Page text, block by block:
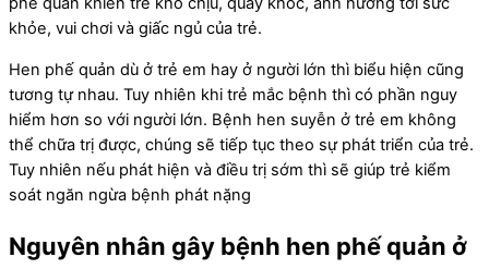
khỏe, vui chơi và giấc ngủ của trẻ.
Hen phế quản dù ở trẻ em hay ở người lớn thì biểu hiện cũng
tương tự nhau. Tuy nhiên khi trẻ mắc bệnh thì có phần nguy
hiểm hơn so với người lớn. Bệnh hen suyễn ở trẻ em không
thể chữa trị được, chúng sẽ tiếp tục theo sự phát triển của trẻ.
Tuy nhiên nếu phát hiện và điều trị sớm thì sẽ giúp trẻ kiểm
soát ngăn ngừa bệnh phát nặng
Nguyên nhân gây bệnh hen phế quản ở